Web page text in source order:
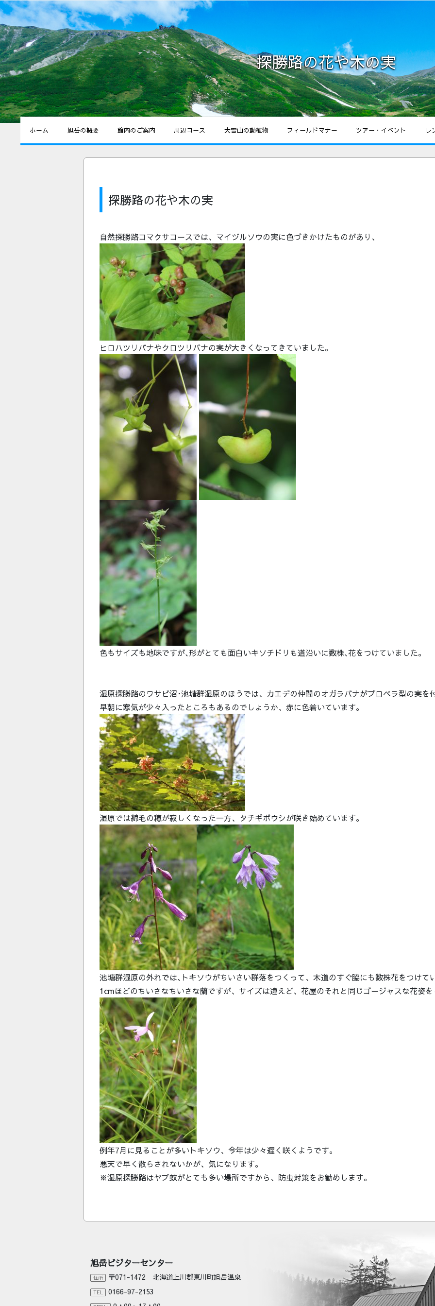
探勝路の花や木の実
ホーム 旭岳の概要 館内のご案内 周辺コース 大雪山の動植物 フィールドマナー ツアー・イベント レ
探勝路の花や木の実
自然探勝路コマクサコースでは、マイヅルソウの実に色づきかけたものがあり、
ヒロハツリバナやクロツリバナの実が大きくなってきていました。
色もサイズも地味ですが､形がとても面白いキソチドリも道沿いに数株､花をつけていました。
湿原探勝路のワサビ沼･池塘群湿原のほうでは、カエデの仲間のオガラバナがプロペラ型の実を
早朝に寒気が少々入ったところもあるのでしょうか、赤に色着いています。
湿原では綿毛の穂が寂しくなった一方、タチギボウシが咲き始めています。
池塘群湿原の外れでは､トキソウがちいさい群落をつくって、木道のすぐ脇にも数株花をつけて
1cmほどのちいさなちいさな蘭ですが、サイズは違えど、花屋のそれと同じゴージャスな花姿
例年7月に見ることが多いトキソウ、今年は少々遅く咲くようです。
悪天で早く散らされないかが、気になります。
※湿原探勝路はヤブ蚊がとても多い場所ですから、防虫対策をお勧めします。
旭岳ビジターセンター
住所 〒071-1472 北海道上川郡東川町旭岳温泉
TEL 0166-97-2153